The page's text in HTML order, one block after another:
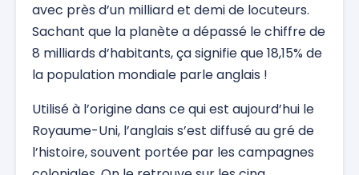
avec près d’un milliard et demi de locuteurs.
Sachant que la planète a dépassé le chiffre de
8 milliards d’habitants, ça signifie que 18,15% de
la population mondiale parle anglais !
Utilisé à l’origine dans ce qui est aujourd’hui le
Royaume-Uni, l’anglais s’est diffusé au gré de
l’histoire, souvent portée par les campagnes